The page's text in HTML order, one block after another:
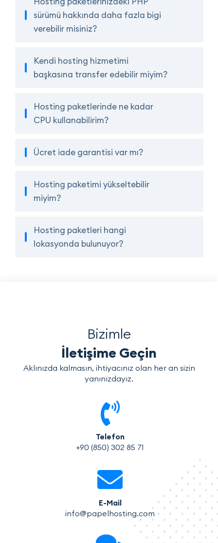
sürümü hakkında daha fazla bigi
verebilir misiniz?
Kendi hosting hizmetimi
başkasına transfer edebilir miyim?
Hosting paketlerinde ne kadar
CPU kullanabilirim?
Ücret iade garantisi var mı?
Hosting paketimi yükseltebilir
miyim?
Hosting paketleri hangi
lokasyonda bulunuyor?
Bizimle
İletişime Geçin
Aklınızda kalmasın, ihtiyacınız olan her an sizin
yanınızdayız.
Telefon
+90 (850) 302 85 71
E-Mail
info@papelhosting.com